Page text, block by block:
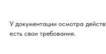
У документации осмотра
есть свои требования.